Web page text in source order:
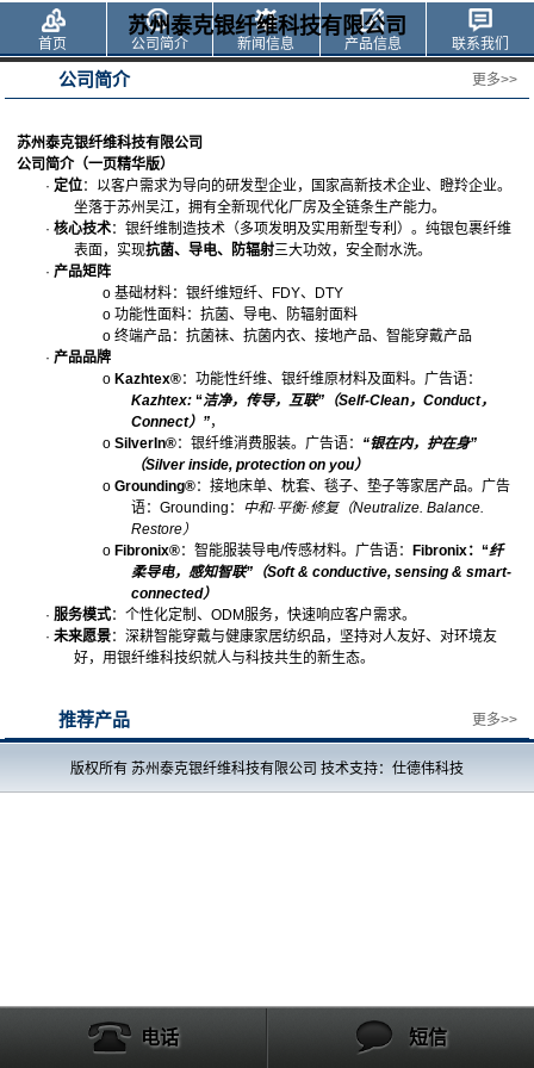
苏州泰克银纤维科技有限公司
首页 公司简介 新闻信息 产品信息 联系我们
更多>>
公司简介
苏州泰克银纤维科技有限公司
公司简介（一页精华版）
·定位：以客户需求为导向的研发型企业，国家高新技术企业、瞪羚企业。
坐落于苏州吴江，拥有全新现代化厂房及全链条生产能力。
·核心技术：银纤维制造技术（多项发明及实用新型专利）。纯银包裹纤维
表面，实现抗菌、导电、防辐射三大功效，安全耐水洗。
·产品矩阵
o基础材料：银纤维短纤、 FDY、
DTY
o功能性面料：抗菌、导电、防辐射面料
o终端产品：抗菌袜、抗菌内衣、接地产品、智能穿戴产品
·产品品牌
o Kazhtex®：功能性纤维、银纤维原材料及面料。广告语：
Kazhtex:“洁净，传导，互联”（Self-Clean，Conduct，
Connect）”，
oSilverIn®：银纤维消费服装。广告语： “银在内，护在身”
（Silver inside, protection on you）
oGrounding®：接地床单、枕套、毯子、垫子等家居产品。广告
语：Grounding ： 中和·平衡·修复（Neutralize. Balance.
Restore）
o Fibronix®：智能服装导电/传感材料。广告语： Fibronix：“纤
柔导电，感知智联” （Soft & conductive, sensing & smart-
connected）
·服务模式：个性化定制、ODM服务，快速响应客户需求。
·未来愿景：深耕智能穿戴与健康家居纺织品，坚持对人友好、对环境友
好，用银纤维科技织就人与科技共生的新生态。
推荐产品 更多>>
版权所有 苏州泰克银纤维科技有限公司 技术支持：仕德伟科技
电话 短信